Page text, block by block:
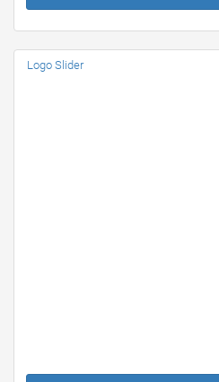
Logo Slider